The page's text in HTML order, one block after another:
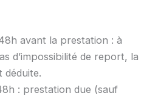
avant la prestation : à
d’impossibilité de report, la
déduite.
: prestation due (sauf